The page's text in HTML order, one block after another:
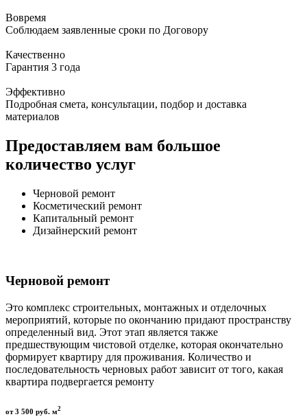
Вовремя
Соблюдаем заявленные сроки по Договору
Качественно
Гарантия 3 года
Эффективно
Подробная смета, консультации, подбор и доставка
материалов
Предоставляем вам большое
количество услуг
Черновой ремонт
Косметический ремонт
Капитальный ремонт
Дизайнерский ремонт
Черновой ремонт
Это комплекс строительных, монтажных и отделочных
мероприятий, которые по окончанию придают пространству
определенный вид. Этот этап является также
предшествующим чистовой отделке, которая окончательно
формирует квартиру для проживания. Количество и
последовательность черновых работ зависит от того, какая
квартира подвергается ремонту
от 3 500 руб. м2